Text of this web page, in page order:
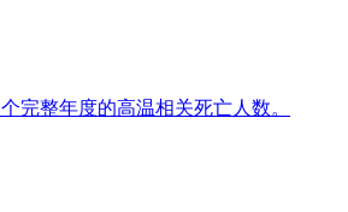
完整年度的高温相关死亡人数。